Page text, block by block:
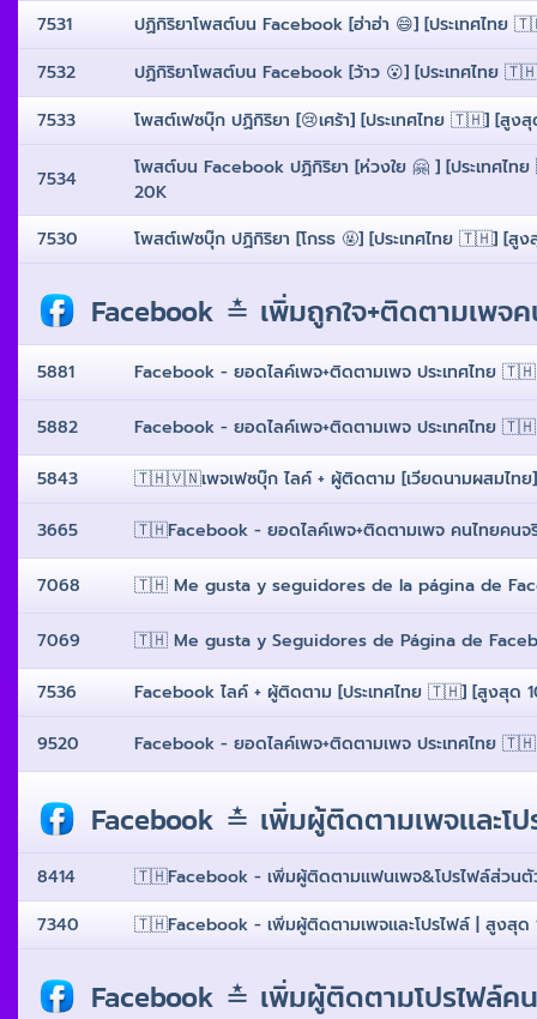
7531
ปฏิกิริยาโพสต์บน Facebook [ฮ่าฮ่า 😄] [ประเทศไทย
7532
ปฏิกิริยาโพสต์บน Facebook [ว้าว 😮] [ประเทศไทย
7533
โพสต์เฟซบุ๊ก ปฏิกิริยา [😢เศร้า] [ประเทศไทย 🇹🇭] [สูง
7534
โพสต์บน Facebook ปฏิกิริยา [ห่วงใย 🤗 ] [ประเทศไ
20K
7530
โพสต์เฟซบุ๊ก ปฏิกิริยา [โกรธ 🤬] [ประเทศไทย 🇹🇭] [สู
Facebook ≛ เพิ่มถูกใจ+ติดตามเพ
5881 Facebook - ยอดไลค์เพจ+ติดตามเพจ ประเทศไทย
5882 Facebook - ยอดไลค์เพจ+ติดตามเพจ ประเทศไทย
5843 🇹🇭🇻🇳เพจเฟซบุ๊ก ไลค์ + ผู้ติดตาม [เวียดนามผสมไท
3665 🇹🇭Facebook - ยอดไลค์เพจ+ติดตามเพจ คนไทยคนจ
7068 🇹🇭 Me gusta y seguidores de la página de
7069 🇹🇭 Me gusta y Seguidores de Página de
7536 Facebook ไลค์ + ผู้ติดตาม [ประเทศไทย 🇹🇭] [สูงสุด
9520 Facebook - ยอดไลค์เพจ+ติดตามเพจ ประเทศไทย
Facebook ≛ เพิ่มผู้ติดตามเพจเเละ
8414
🇹🇭Facebook - เพิ่มผู้ติดตามเเฟนเพจ&โปรไฟล์ส่วน
7340
🇹🇭Facebook - เพิ่มผู้ติดตามเพจเเละโปรไฟล์ | สูงสุ
Facebook ≛ เพิ่มผู้ติดตามโปรไฟล์